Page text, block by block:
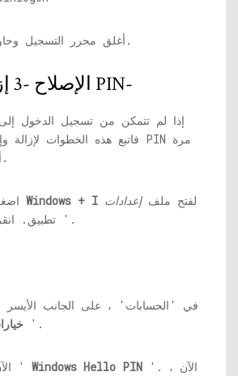
6. أغلق محرر التسجيل وحاول مرة أخرى.
الإصلاح -3 إزالة وإضافة PIN-
إذا لم تتمكن من تسجيل الدخول
أخرى على جهازك.
1. مفتاح Windows + I لفتح ملفإعدادات
تطبيق. '.
2. في 'الحسابات' ، على الجانب
'.
3. الآن ، انقر فوق ' Windows Hello PIN '. الآن ،